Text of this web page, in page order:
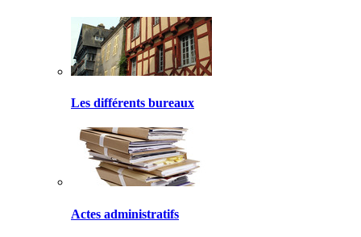
Les différents bureaux
Actes administratifs